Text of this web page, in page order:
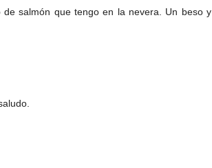
salmón que tengo en la nevera. Un beso y